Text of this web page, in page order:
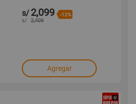
s/ 2,099 -12%
s/ 2,409
Agregar